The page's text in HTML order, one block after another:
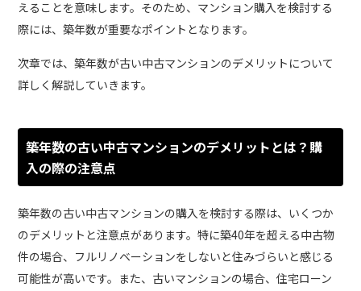
えることを意味します。そのため、マンション購入を検討する
際には、築年数が重要なポイントとなります。
次章では、築年数が古い中古マンションのデメリットについて
詳しく解説していきます。
築年数の古い中古マンションのデメリットとは？購
入の際の注意点
築年数の古い中古マンションの購入を検討する際は、いくつか
のデメリットと注意点があります。特に築40年を超える中古物
件の場合、フルリノベーションをしないと住みづらいと感じる
可能性が高いです。また、古いマンションの場合、住宅ローン